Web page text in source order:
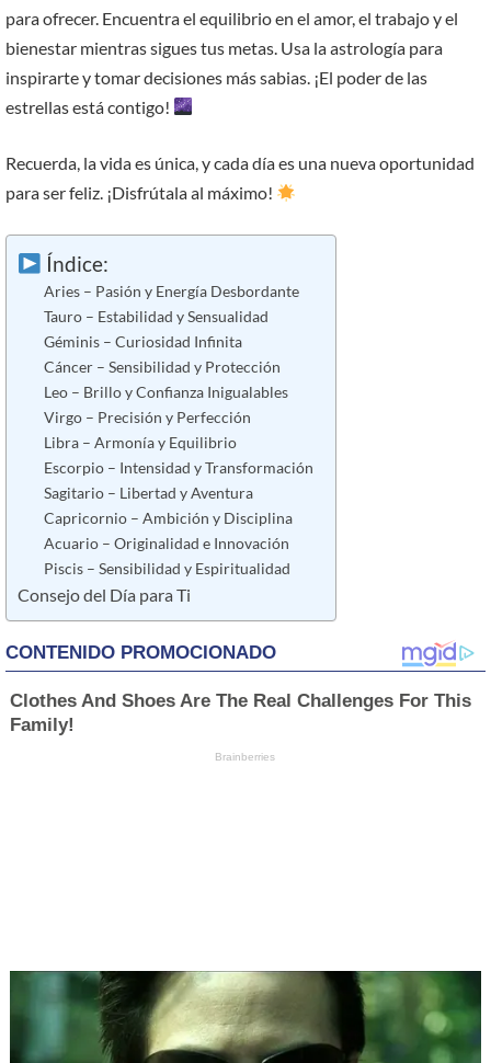
para ofrecer. Encuentra el equilibrio en el amor, el trabajo y el
bienestar mientras sigues tus metas. Usa la astrología para
inspirarte y tomar decisiones más sabias. ¡El poder de las
estrellas está contigo!
Recuerda, la vida es única, y cada día es una nueva oportunidad
para ser feliz. ¡Disfrútala al máximo!
Índice:
Aries – Pasión y Energía Desbordante
Tauro – Estabilidad y Sensualidad
Géminis – Curiosidad Infinita
Cáncer – Sensibilidad y Protección
Leo – Brillo y Confianza Inigualables
Virgo – Precisión y Perfección
Libra – Armonía y Equilibrio
Escorpio – Intensidad y Transformación
Sagitario – Libertad y Aventura
Capricornio – Ambición y Disciplina
Acuario – Originalidad e Innovación
Piscis – Sensibilidad y Espiritualidad
Consejo del Día para Ti